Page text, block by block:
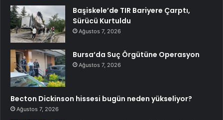
Başiskele’de TIR Bariyere Çarptı,
Sürücü Kurtuldu
Ağustos 7, 2026
Bursa’da Suç Örgütüne Operasyon
Ağustos 7, 2026
Becton Dickinson hissesi bugün neden yükseliyor?
Ağustos 7, 2026